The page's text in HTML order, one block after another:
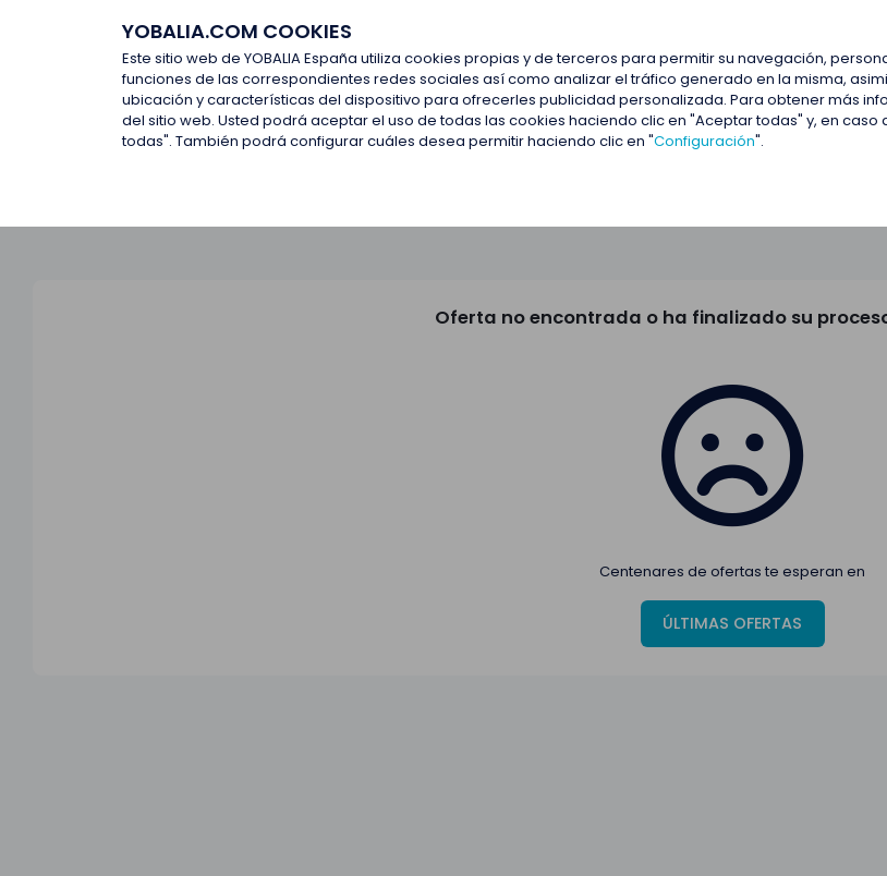
YOBALIA.COM COOKIES
Este sitio web de YOBALIA España utiliza cookies propias y de terceros para permitir su navegación,
funciones de las correspondientes redes sociales así como analizar el tráfico generado en la misma,
ubicación y características del dispositivo para ofrecerles publicidad personalizada. Para obtener más
del sitio web. Usted podrá aceptar el uso de todas las cookies haciendo clic en "Aceptar todas" y, en
todas". También podrá configurar cuáles desea permitir haciendo clic en "Configuración".
Últimas ofertas
Últimas ofertas
Oferta no encontrada o ha finalizado su
Centenares de ofertas te esperan en
ÚLTIMAS OFERTAS